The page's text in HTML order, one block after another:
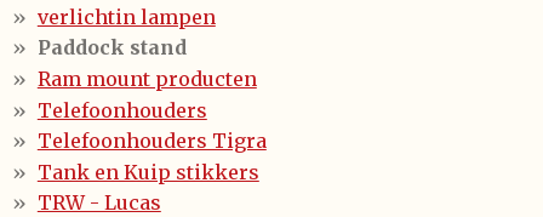
verlichtin lampen
Paddock stand
Ram mount producten
Telefoonhouders
Telefoonhouders Tigra
Tank en Kuip stikkers
TRW - Lucas